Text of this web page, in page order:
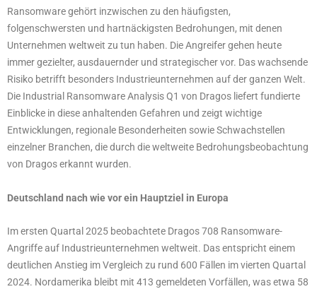
Ransomware gehört inzwischen zu den häufigsten,
folgenschwersten und hartnäckigsten Bedrohungen, mit denen
Unternehmen weltweit zu tun haben. Die Angreifer gehen heute
immer gezielter, ausdauernder und strategischer vor. Das wachsende
Risiko betrifft besonders Industrieunternehmen auf der ganzen Welt.
Die Industrial Ransomware Analysis Q1 von Dragos liefert fundierte
Einblicke in diese anhaltenden Gefahren und zeigt wichtige
Entwicklungen, regionale Besonderheiten sowie Schwachstellen
einzelner Branchen, die durch die weltweite Bedrohungsbeobachtung
von Dragos erkannt wurden.
Deutschland nach wie vor ein Hauptziel in Europa
Im ersten Quartal 2025 beobachtete Dragos 708 Ransomware-
Angriffe auf Industrieunternehmen weltweit. Das entspricht einem
deutlichen Anstieg im Vergleich zu rund 600 Fällen im vierten Quartal
2024. Nordamerika bleibt mit 413 gemeldeten Vorfällen, was etwa 58